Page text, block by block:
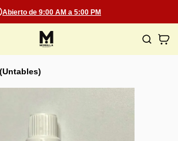
Abierto de 9:00 AM a 5:00 PM